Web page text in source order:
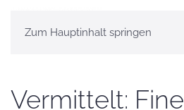
Zum Hauptinhalt springen
Vermittelt: Fine